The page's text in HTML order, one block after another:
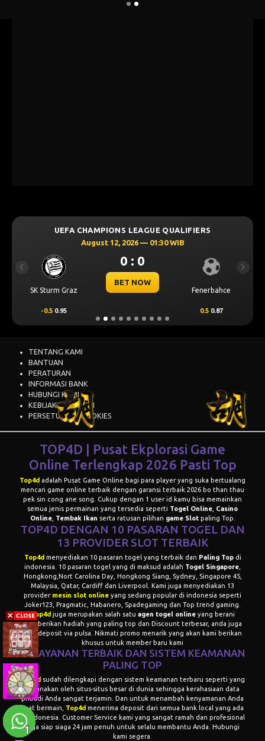
UEFA CHAMPIONS LEAGUE QUALIFIERS
August 12, 2026 — 01:30 WIB
SK Sturm Graz
0 : 0
BET NOW
Fenerbahce
-0.5 0.95 0.5 0.87
Previous Next
TENTANG KAMI
BANTUAN
PERATURAN
INFORMASI BANK
HUBUNGI KAMI
KEBIJAKAN PRIVASI
PERSETUJUAN COOKIES
TOP4D | Pusat Ekplorasi Game
Online Terlengkap 2026 Pasti Top
Top4d adalah Pusat Game Online bagi para player yang suka bertualang
mencari game online terbaik dengan garansi terbaik 2026 bo than thau
pek sin cong ane song. Cukup dengan 1 user id kamu bisa memainkan
semua jenis permainan yang tersedia seperti Togel Online Casino
Online, Tembak Ikan serta ratusan pilihan game Slotpaling Top.
TOP4D DENGAN 10 PASARAN TOGEL DAN
13 PROVIDERSLOT TERBAIK
Top4dmenyediakan 10 pasaran togel yang terbaik dan Paling Topdi
indonesia. 10 pasaran togel yang di maksud adalah Togel Singapore
Hongkong,Nort Carolina Day, Hongkong Siang, Sydney, Singapore 45,
Malaysia, Qatar, Cardiff dan Liverpool. Kami juga menyediakan 13
provider mesin slot online yang sedang popular di indonesia seperti
Joker123, Pragmatic, Habanero, Spadegaming dan Top trend gaming.
Top4djuga merupakan salah satu agen togel onlineyang berani
memberikan hadiah yang paling top dan Discount terbesar, anda juga
bisa deposit via pulsa. Nikmati promo menarik yang akan kami berikan
khusus untuk member baru kami
PELAYANAN TERBAIK DAN SISTEM KEAMANAN
PALING TOP
Top4d sudah dilengkapi dengan sistem keamanan terbaru seperti yang
digunakan oleh situs-situs besar di dunia sehingga kerahasiaan data
pribadi Anda sangat terjamin. Dan untuk menambah kenyamanan Anda
saat bermain,
Top4dmenerima deposit dari semua bank local yang ada
di Indonesia. Customer Service kami yang sangat ramah dan profesional
juga siap siaga 24 jam penuh untuk selalu membantu Anda. Hubungi
kami segera